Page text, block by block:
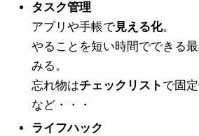
タスク管理
アプリや手帳で見える化。
やることを短い時間でできる
みる。
忘れ物はチェックリスト で固定
など・・・
ライフハック